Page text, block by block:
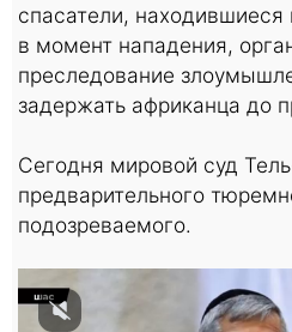
спасатели,
в момент нападения,
преследование
задержать африканца до
Сегодня мировой суд
предварительного
подозреваемого.